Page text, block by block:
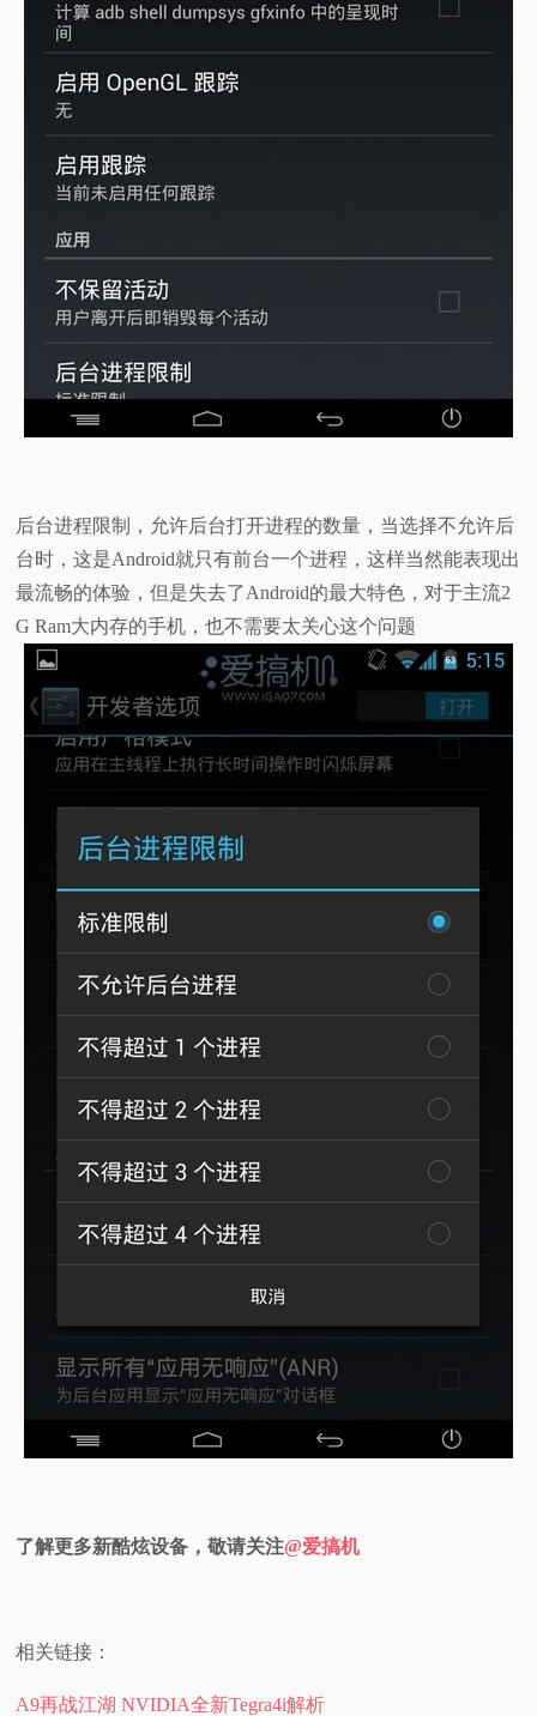
后台进程限制，允许后台打开进程的数量，当选择不允许后
台时，这是Android就只有前台一个进程，这样当然能表现出
最流畅的体验，但是失去了Android的最大特色，对于主流2
G Ram大内存的手机，也不需要太关心这个问题
了解更多新酷炫设备，敬请关注@爱搞机
相关链接：
A9再战江湖 NVIDIA全新Tegra4i解析